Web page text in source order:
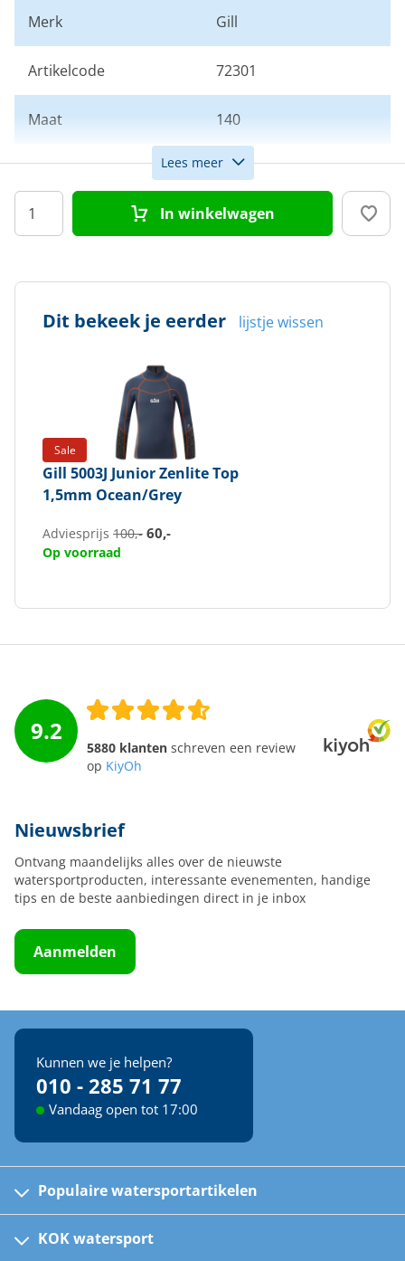
Merk Gill
Artikelcode 72301
Maat 140
Kleur Blauw
Doelgroep Kinderen
Lees meer
In winkelwagen
Dit bekeek je eerder lijstje wissen
Sale
Gill 5003J Junior Zenlite Top
1,5mm Ocean/Grey
Adviesprijs 100,- 60,-
Op voorraad
9.2
5880 klanten schreven een review
op KiyOh
Nieuwsbrief
Ontvang maandelijks alles over de nieuwste
watersportproducten, interessante evenementen, handige
tips en de beste aanbiedingen direct in je inbox
Aanmelden
Kunnen we je helpen?
010 - 285 71 77
Vandaag open tot 17:00
Populaire watersportartikelen
Kinder reddingsvesten
KOK watersport